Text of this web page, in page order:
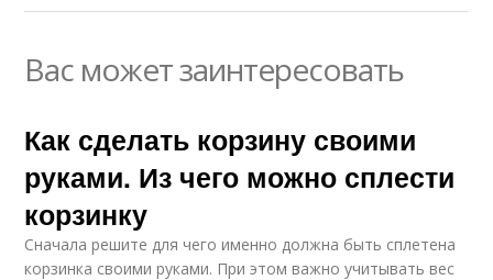
Вас может заинтересовать
Как сделать корзину своими
руками. Из чего можно сплести
корзинку
Сначала решите для чего именно должна быть сплетена
корзинка своими руками. При этом важно учитывать вес